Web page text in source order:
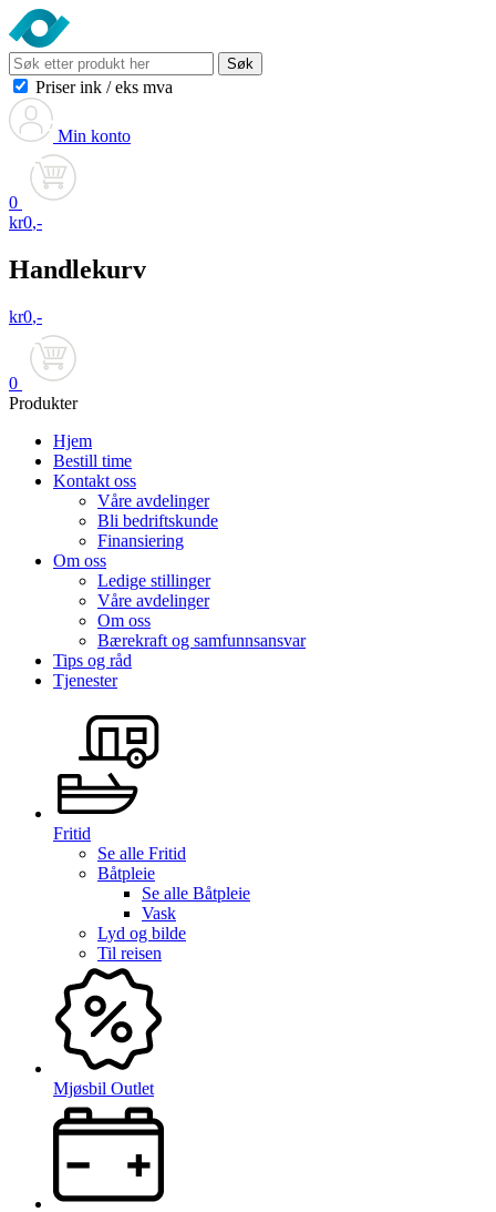
Søk
Priser ink / eks mva
Min konto
0
kr0,-
Handlekurv
kr0,-
0
Produkter
Hjem
Bestill time
Kontakt oss
Våre avdelinger
Bli bedriftskunde
Finansiering
Om oss
Ledige stillinger
Våre avdelinger
Om oss
Bærekraft og samfunnsansvar
Tips og råd
Tjenester
Fritid
Se alle Fritid
Båtpleie
Se alle Båtpleie
Vask
Lyd og bilde
Til reisen
Mjøsbil Outlet